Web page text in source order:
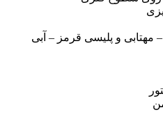
مهتابی و پلیسی قرمز – آبی